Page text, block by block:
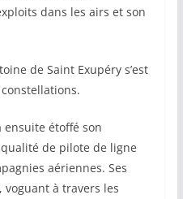
dans les airs et son
de Saint Exupéry s’est
ensuite étoffé son
de pilote de ligne
aériennes. Ses
à travers les